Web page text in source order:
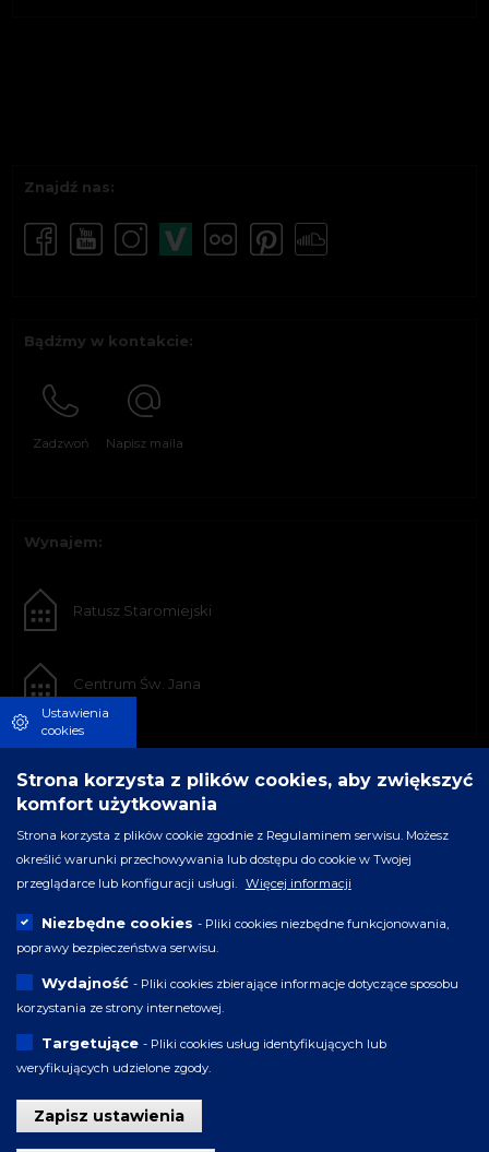
Znajdź nas:
Bądźmy w kontakcie:
Zadzwoń Napisz maila
Wynajem:
Ratusz Staromiejski
Centrum Św. Jana
Ustawienia
cookies
Strona korzysta z plików cookies, aby zwiększyć
komfort użytkowania
Strona korzysta z plików cookie zgodnie z Regulaminem serwisu. Możesz
określić warunki przechowywania lub dostępu do cookie w Twojej
przeglądarce lub konfiguracji usługi.
Więcej informacji
Niezbędne cookies - Pliki cookies niezbędne funkcjonowania,
poprawy bezpieczeństwa serwisu.
Wydajność - Pliki cookies zbierające informacje dotyczące sposobu
korzystania ze strony internetowej.
Targetujące - Pliki cookies usług identyfikujących lub
weryfikujących udzielone zgody.
Zapisz ustawienia